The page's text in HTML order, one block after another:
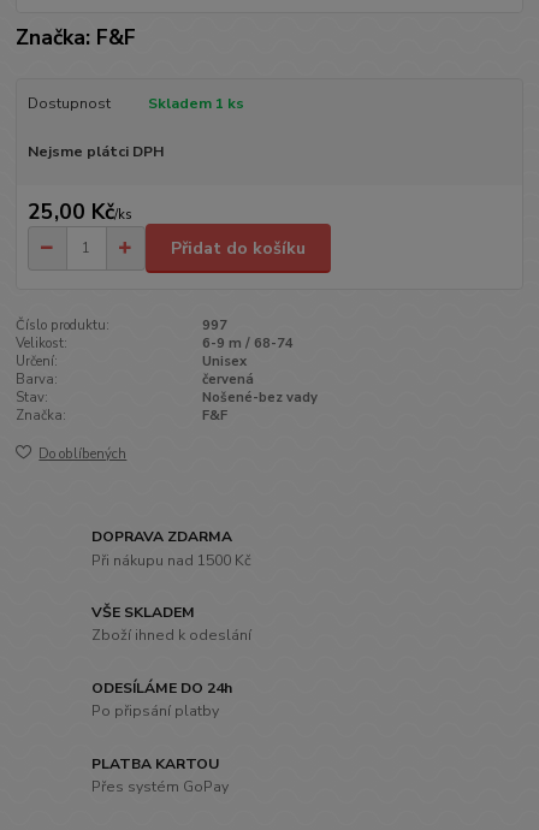
Značka: F&F
Dostupnost Skladem 1 ks
Nejsme plátci DPH
25,00 Kč/ks
Přidat do košíku
Číslo produktu:
997
Velikost:
6-9 m / 68-74
Určení:
Unisex
Barva:
červená
Stav:
Nošené-bez vady
Značka:
F&F
Do oblíbených
DOPRAVA ZDARMA
Při nákupu nad 1500 Kč
VŠE SKLADEM
Zboží ihned k odeslání
ODESÍLÁME DO 24h
Po připsání platby
PLATBA KARTOU
Přes systém GoPay